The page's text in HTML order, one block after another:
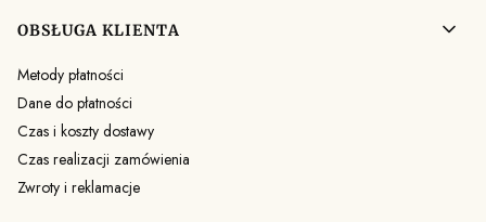
OBSŁUGA KLIENTA
Metody płatności
Dane do płatności
Czas i koszty dostawy
Czas realizacji zamówienia
Zwroty i reklamacje